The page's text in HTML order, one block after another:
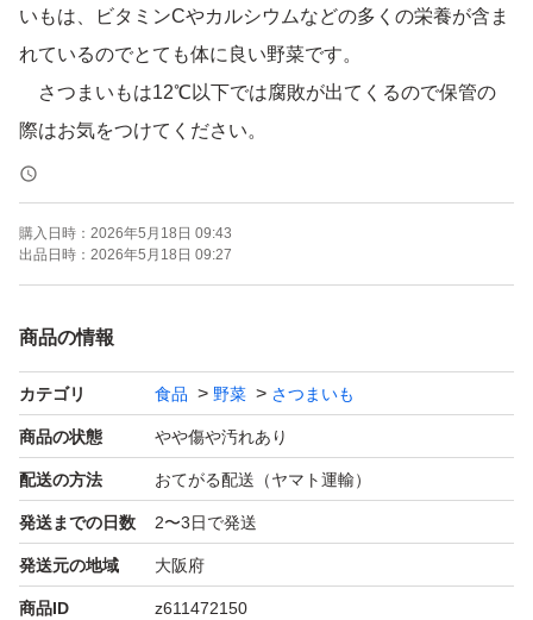
いもは、ビタミンCやカルシウムなどの多くの栄養が含ま
れているのでとても体に良い野菜です。
さつまいもは12℃以下では腐敗が出てくるので保管の
際はお気をつけてください。
※カテゴリー変更のご要望はできませんのでご了承下さ
い。
購入日時： 2026年5月18日 09:43
出品日時： 2026年5月18日 09:27
商品の情報
カテゴリ 食品 野菜 さつまいも
商品の状態 やや傷や汚れあり
配送の方法 おてがる配送（ヤマト運輸）
発送までの日数 2〜3日で発送
発送元の地域 大阪府
商品ID z611472150